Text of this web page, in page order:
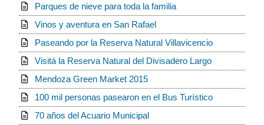
Parques de nieve para toda la familia
Vinos y aventura en San Rafael
Paseando por la Reserva Natural Villavicencio
Visitá la Reserva Natural del Divisadero Largo
Mendoza Green Market 2015
100 mil personas pasearon en el Bus Turístico
70 años del Acuario Municipal